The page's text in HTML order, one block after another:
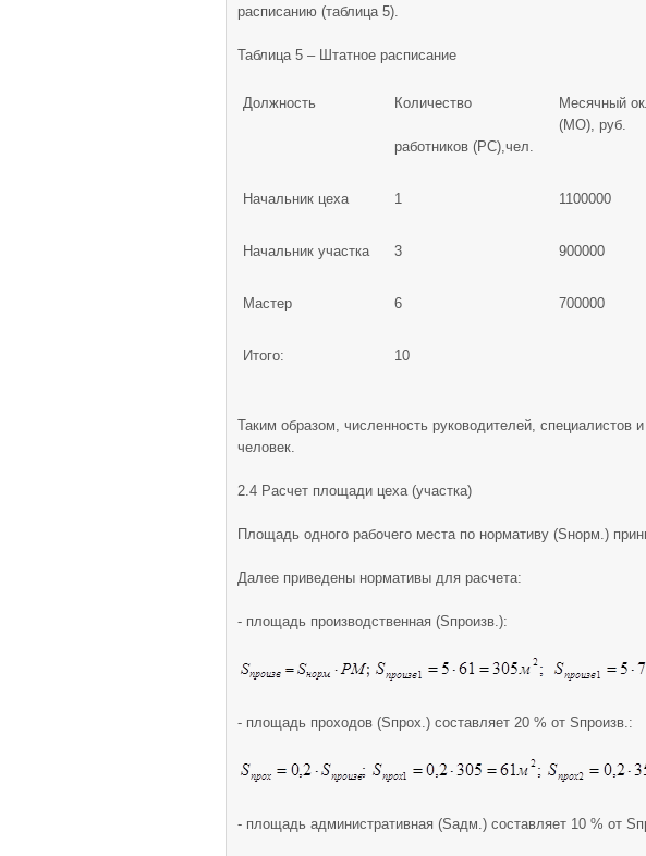
расписанию (таблица 5).
Таблица 5 – Штатное расписание
Должность Количество
работников (РС),чел.
Месячный
(МО), руб.
Начальник цеха 1 1100000
Начальник участка 3 900000
Мастер 6 700000
Итого: 10
Таким образом, численность руководителей,
человек.
2.4 Расчет площади цеха (участка)
Площадь одного рабочего места по нормативу (Sнорм.)
Далее приведены нормативы для расчета:
- площадь производственная (Sпроизв.):
- площадь проходов (Sпрох.) составляет 20 % от Sпроизв.:
- площадь административная (Sадм.) составляет 10 % от